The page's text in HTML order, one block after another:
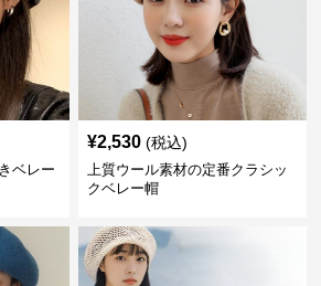
ベレー
¥2,530 (税込)
上質ウール素材の定番クラシッ
クベレー帽